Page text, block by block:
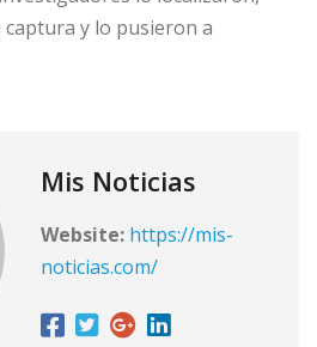
y lo pusieron a
Mis Noticias
Website: https://mis-
noticias.com/